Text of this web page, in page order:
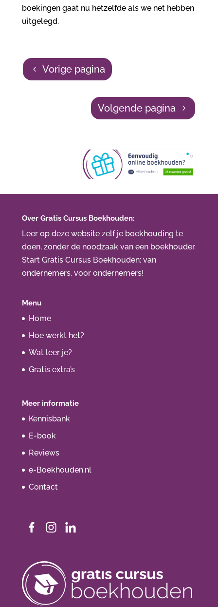
boekingen gaat nu hetzelfde als we net hebben
uitgelegd.
Vorige pagina
Volgende pagina
Over Gratis Cursus Boekhouden:
Leer op deze website zelf je boekhouding te
doen, zonder de noodzaak van een boekhouder.
Start Gratis Cursus Boekhouden: van
ondernemers, voor ondernemers!
Menu
Home
Hoe werkt het?
Wat leer je?
Gratis extra’s
Meer informatie
Kennisbank
E-book
Reviews
e-Boekhouden.nl
Contact